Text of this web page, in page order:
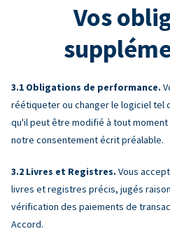
Vos
Obligations de performance.
réétiqueter ou changer le logiciel tel
qu'il peut être modifié à tout
notre consentement écrit préalable.
Livres et Registres. Vous
livres et registres précis, jugés
vérification des paiements de
Accord.